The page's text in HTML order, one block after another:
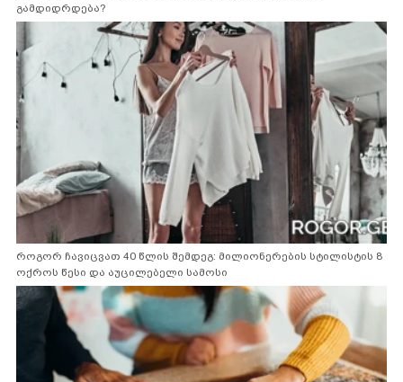
გამდიდრდება?
როგორ ჩავიცვათ 40 წლის შემდეგ: მილიონერების სტილისტის 8
ოქროს წესი და აუცილებელი სამოსი